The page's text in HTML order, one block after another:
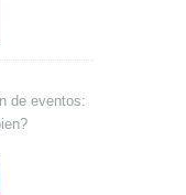
de eventos: